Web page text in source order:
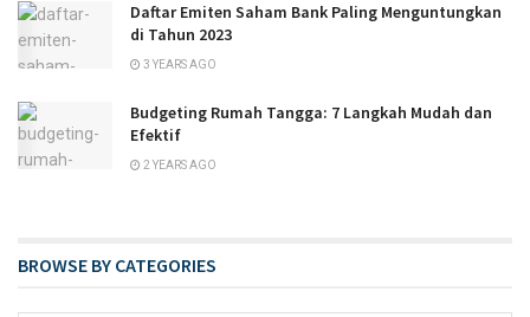
Daftar Emiten Saham Bank Paling Menguntungkan
di Tahun 2023
3 YEARS AGO
Budgeting Rumah Tangga: 7 Langkah Mudah dan
Efektif
2 YEARS AGO
BROWSE BY CATEGORIES